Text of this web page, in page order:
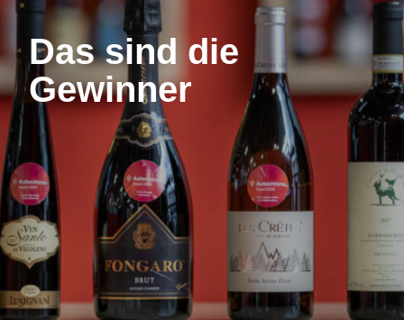
Das sind die
Gewinner